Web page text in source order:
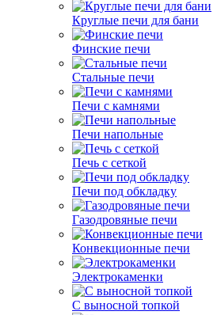
Круглые печи для бани
Финские печи
Стальные печи
Печи с камнями
Печи напольные
Печь с сеткой
Печи под обкладку
Газодровяные печи
Конвекционные печи
Электрокаменки
С выносной топкой